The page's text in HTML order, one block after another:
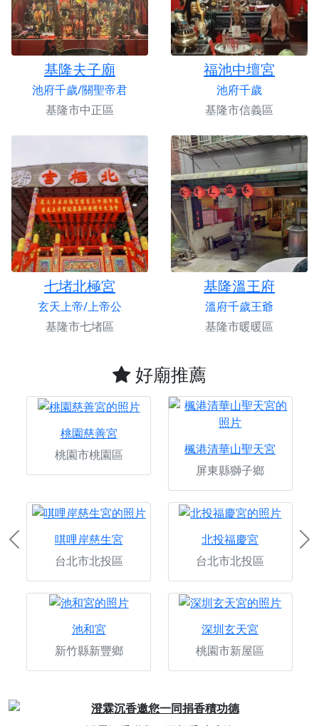
基隆夫子廟
池府千歲/關聖帝君
基隆市中正區
福池中壇宮
池府千歲
基隆市信義區
七堵北極宮
玄天上帝/上帝公
基隆市七堵區
基隆溫王府
溫府千歲王爺
基隆市暖暖區
好廟推薦
桃園慈善宮
桃園市桃園區
楓港清華山聖天宮
屏東縣獅子鄉
唭哩岸慈生宮
台北市北投區
北投福慶宮
台北市北投區
池和宮
新竹縣新豐鄉
深圳玄天宮
桃園市新屋區
Previous